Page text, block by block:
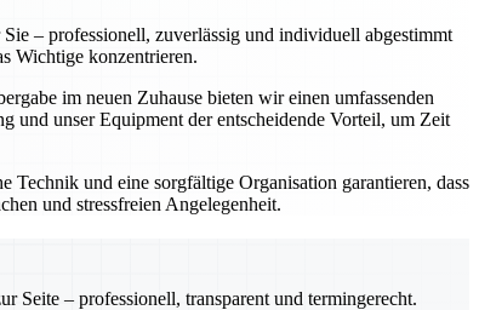
– professionell, zuverlässig und individuell abgestimmt
Wichtige konzentrieren.
im neuen Zuhause bieten wir einen umfassenden
und unser Equipment der entscheidende Vorteil, um Zeit
und eine sorgfältige Organisation garantieren, dass
und stressfreien Angelegenheit.
Seite – professionell, transparent und termingerecht.